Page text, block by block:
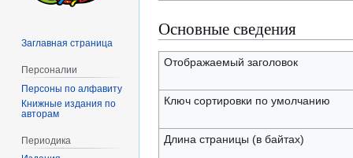
Перейти
к
навигации
Перейти
к
поиску
Основные сведения
Отображаемый заголовок
Ключ сортировки по умолчанию
Длина страницы (в байтах)
Заглавная страница
Персоналии
Персоны по алфавиту
Книжные издания по
авторам
Периодика